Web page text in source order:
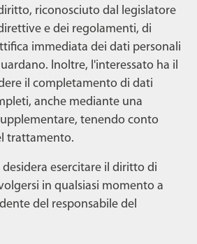
riconosciuto dal legislatore
e dei regolamenti, di
immediata dei dati personali
Inoltre, l'interessato ha il
il completamento di dati
anche mediante una
tenendo conto
trattamento.
desidera esercitare il diritto di
in qualsiasi momento a
del responsabile del